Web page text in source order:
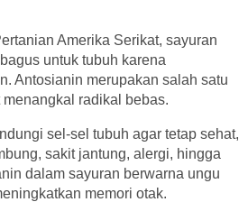
Amerika Serikat, sayuran
untuk tubuh karena
Antosianin merupakan salah satu
radikal bebas.
sel-sel tubuh agar tetap sehat,
sakit jantung, alergi, hingga
dalam sayuran berwarna ungu
memori otak.